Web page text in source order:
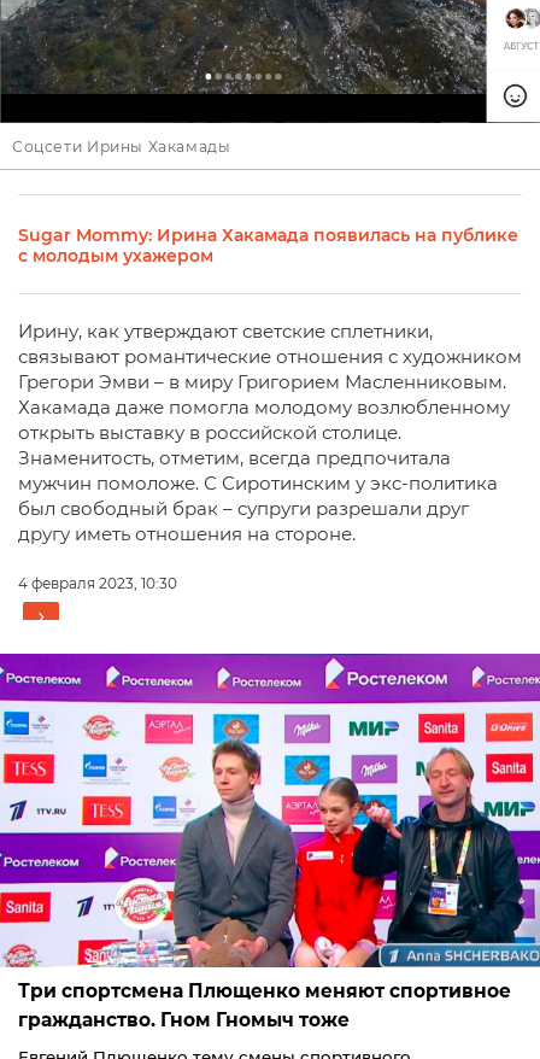
Соцсети Ирины Хакамады
Sugar Mommy: Ирина Хакамада появилась на публике
с молодым ухажером
Ирину, как утверждают светские сплетники,
связывают романтические отношения с художником
Грегори Эмви – в миру Григорием Масленниковым.
Хакамада даже помогла молодому возлюбленному
открыть выставку в российской столице.
Знаменитость, отметим, всегда предпочитала
мужчин помоложе. С Сиротинским у экс-политика
был свободный брак – супруги разрешали друг
другу иметь отношения на стороне.
4 февраля 2023, 10:30
Три спортсмена Плющенко меняют спортивное
гражданство. Гном Гномыч тоже